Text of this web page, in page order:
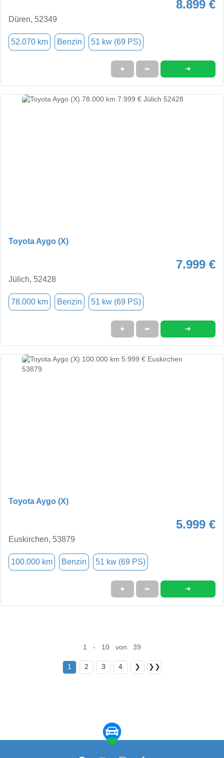
8.899 €
Düren, 52349
52.070 km Benzin 51 kw (69 PS)
★ ➦ ➜
Toyota Aygo (X)
7.999 €
Jülich, 52428
78.000 km Benzin 51 kw (69 PS)
★ ➦ ➜
Toyota Aygo (X)
5.999 €
Euskirchen, 53879
100.000 km Benzin 51 kw (69 PS)
★ ➦ ➜
1 - 10 von 39
1 2 3 4 ❯ ❯❯